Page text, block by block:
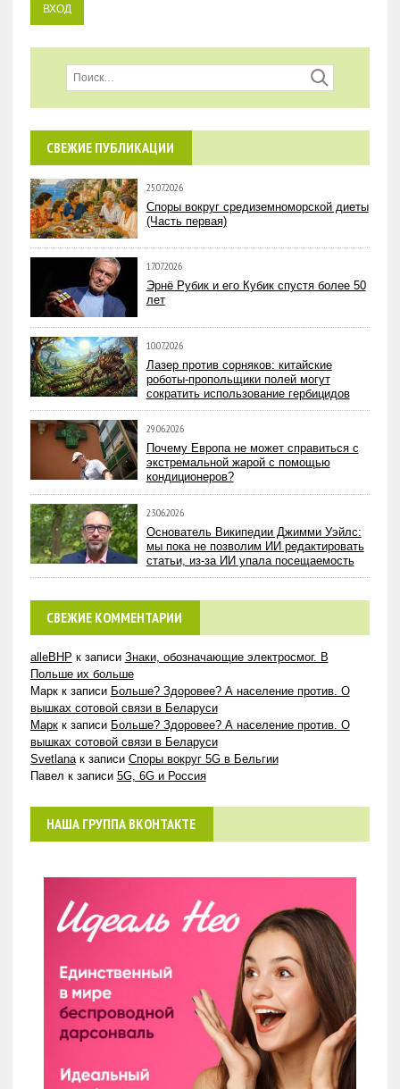
СВЕЖИЕ ПУБЛИКАЦИИ
25.07.2026
Споры вокруг средиземноморской диеты
(Часть первая)
17.07.2026
Эрнё Рубик и его Кубик спустя более 50
лет
10.07.2026
Лазер против сорняков: китайские
роботы-пропольщики полей могут
сократить использование гербицидов
29.06.2026
Почему Европа не может справиться с
экстремальной жарой с помощью
кондиционеров?
23.06.2026
Основатель Википедии Джимми Уэйлс:
мы пока не позволим ИИ редактировать
статьи, из-за ИИ упала посещаемость
СВЕЖИЕ КОММЕНТАРИИ
alleBHP к записи Знаки, обозначающие электросмог. В
Польше их больше
Маркк записи Больше? Здоровее? А население против. О
вышках сотовой связи в Беларуси
Маркк записи Больше? Здоровее? А население против. О
вышках сотовой связи в Беларуси
Svetlanaк записи Споры вокруг 5G в Бельгии
Павел к записи 5G, 6G и Россия
НАША ГРУППА ВКОНТАКТЕ